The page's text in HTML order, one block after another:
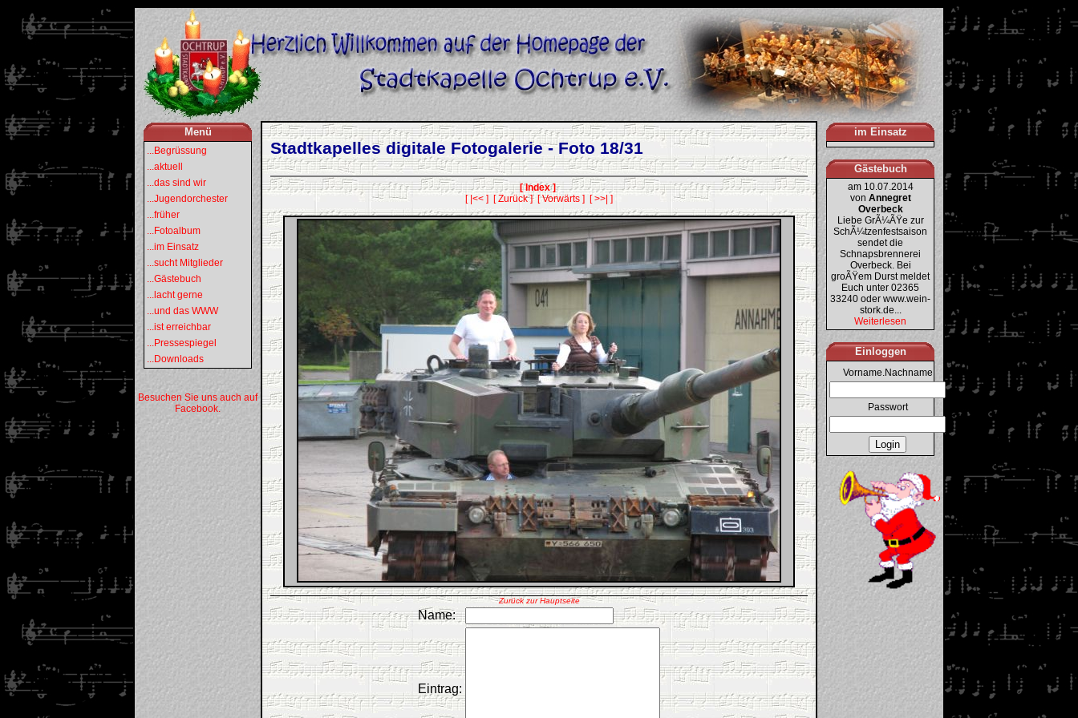
Menü
...Begrüssung
...aktuell
...das sind wir
...Jugendorchester
...früher
...Fotoalbum
...im Einsatz
...sucht Mitglieder
...Gästebuch
...lacht gerne
...und das WWW
...ist erreichbar
...Pressespiegel
...Downloads
Besuchen Sie uns auch auf
Facebook.
Stadtkapelles digitale Fotogalerie - Foto 18/31
[ Index ]
[ |<< ]
[ Zurück ] [ Vorwärts ] [ >>| ]
Zurück zur Hauptseite
Name:
Eintrag:
im Einsatz
Gästebuch
am 10.07.2014
von Annegret
Overbeck
Liebe GrÃ¼ÃŸe zur
SchÃ¼tzenfestsaison
sendet die
Schnapsbrennerei
Overbeck. Bei
groÃŸem Durst meldet
Euch unter 02365
33240 oder www.wein-
stork.de...
Weiterlesen
Einloggen
Vorname.Nachname
Passwort